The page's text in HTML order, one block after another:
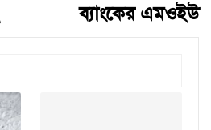
ব্যাংকের এমওইউ